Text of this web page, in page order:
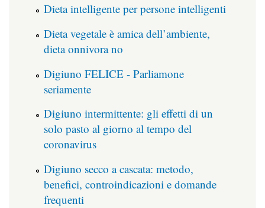
Dieta intelligente per persone intelligenti
Dieta vegetale è amica dell’ambiente,
dieta onnivora no
Digiuno FELICE - Parliamone
seriamente
Digiuno intermittente: gli effetti di un
solo pasto al giorno al tempo del
coronavirus
Digiuno secco a cascata: metodo,
benefici, controindicazioni e domande
frequenti